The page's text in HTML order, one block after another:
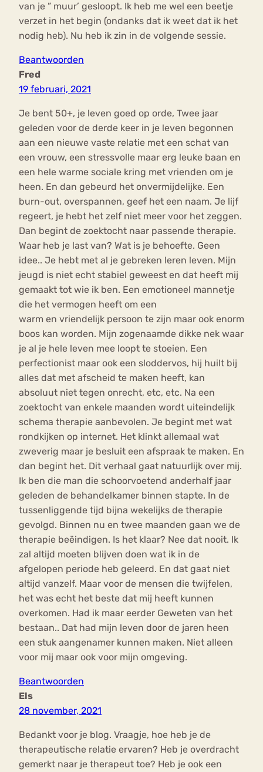
van je ” muur’ gesloopt. Ik heb me wel een beetje
verzet in het begin (ondanks dat ik weet dat ik het
nodig heb). Nu heb ik zin in de volgende sessie.
Beantwoorden
Fred
19 februari, 2021
Je bent 50+, je leven goed op orde, Twee jaar
geleden voor de derde keer in je leven begonnen
aan een nieuwe vaste relatie met een schat van
een vrouw, een stressvolle maar erg leuke baan en
een hele warme sociale kring met vrienden om je
heen. En dan gebeurd het onvermijdelijke. Een
burn-out, overspannen, geef het een naam. Je lijf
regeert, je hebt het zelf niet meer voor het zeggen.
Dan begint de zoektocht naar passende therapie.
Waar heb je last van? Wat is je behoefte. Geen
idee.. Je hebt met al je gebreken leren leven. Mijn
jeugd is niet echt stabiel geweest en dat heeft mij
gemaakt tot wie ik ben. Een emotioneel mannetje
die het vermogen heeft om een
warm en vriendelijk persoon te zijn maar ook enorm
boos kan worden. Mijn zogenaamde dikke nek waar
je al je hele leven mee loopt te stoeien. Een
perfectionist maar ook een sloddervos, hij huilt bij
alles dat met afscheid te maken heeft, kan
absoluut niet tegen onrecht, etc, etc. Na een
zoektocht van enkele maanden wordt uiteindelijk
schema therapie aanbevolen. Je begint met wat
rondkijken op internet. Het klinkt allemaal wat
zweverig maar je besluit een afspraak te maken. En
dan begint het. Dit verhaal gaat natuurlijk over mij.
Ik ben die man die schoorvoetend anderhalf jaar
geleden de behandelkamer binnen stapte. In de
tussenliggende tijd bijna wekelijks de therapie
gevolgd. Binnen nu en twee maanden gaan we de
therapie beëindigen. Is het klaar? Nee dat nooit. Ik
zal altijd moeten blijven doen wat ik in de
afgelopen periode heb geleerd. En dat gaat niet
altijd vanzelf. Maar voor de mensen die twijfelen,
het was echt het beste dat mij heeft kunnen
overkomen. Had ik maar eerder Geweten van het
bestaan.. Dat had mijn leven door de jaren heen
een stuk aangenamer kunnen maken. Niet alleen
voor mij maar ook voor mijn omgeving.
Beantwoorden
Els
28 november, 2021
Bedankt voor je blog. Vraagje, hoe heb je de
therapeutische relatie ervaren? Heb je overdracht
gemerkt naar je therapeut toe? Heb je ook een